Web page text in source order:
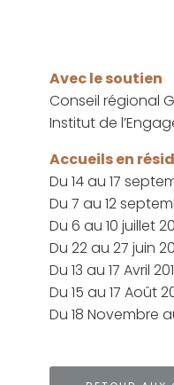
Avec le soutien
Conseil régional
Institut de
Accueils en
Du 14 au 17
Du 7 au 12
Du 6 au 10 juillet
Du 22 au 27 juin
Du 13 au 17 Avril
Du 15 au 17 Août
Du 18 Novembre